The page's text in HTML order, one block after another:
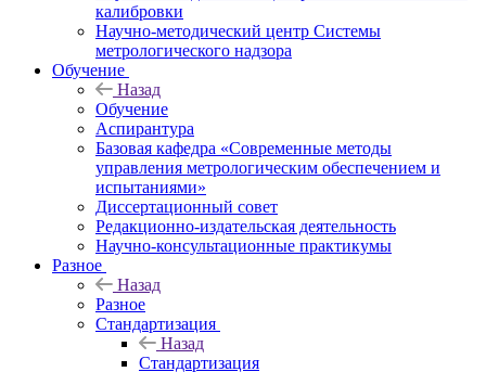
калибровки
Научно-методический центр Системы
метрологического надзора
Обучение
Назад
Обучение
Аспирантура
Базовая кафедра «Современные методы
управления метрологическим обеспечением и
испытаниями»
Диссертационный совет
Редакционно-издательская деятельность
Научно-консультационные практикумы
Разное
Назад
Разное
Стандартизация
Назад
Стандартизация